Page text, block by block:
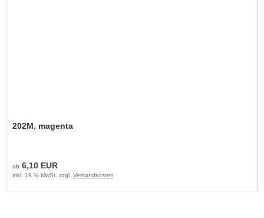
202M, magenta
ab 6,10 EUR
inkl. 19 % MwSt. zzgl. Versandkosten